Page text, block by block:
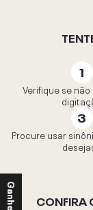
Verifique se
Procure usar
CONFIRA